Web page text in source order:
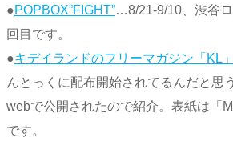
●POPBOX”FIGHT”…8/21-9/10、渋谷
回目です。
●キデイランドのフリーマガジン「KL
んとっくに配布開始されてるんだと思
webで公開されたので紹介。表紙は「
です。